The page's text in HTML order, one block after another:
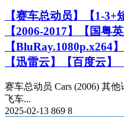
【赛车总动员】【1-3+
【2006-2017】【国粤
【BluRay.1080p.x264
【迅雷云】【百度云】
赛车总动员 Cars (2006) 其
飞车...
2025-02-13 869 8